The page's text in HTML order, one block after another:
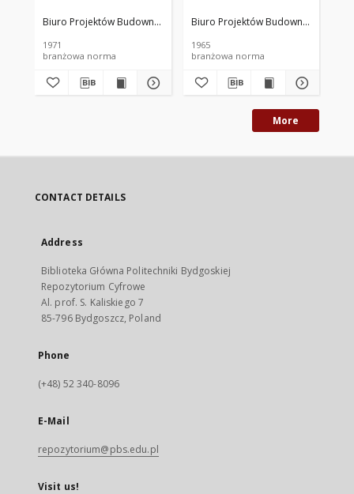
Biuro Projektów Budownictwa Morskiego. Oprac.
1971
branżowa norma
Biuro Projektów Budownictwa
1965
branżowa norma
More
CONTACT DETAILS
Address
Biblioteka Główna Politechniki Bydgoskiej
Repozytorium Cyfrowe
Al. prof. S. Kaliskiego 7
85-796 Bydgoszcz, Poland
Phone
(+48) 52 340-8096
E-Mail
repozytorium@pbs.edu.pl
Visit us!